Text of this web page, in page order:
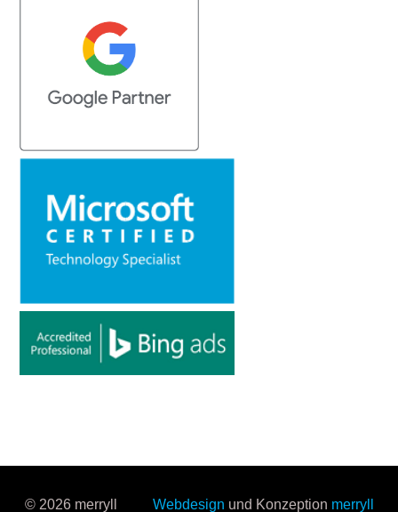
© 2026 merryll Webdesign und Konzeption merryll